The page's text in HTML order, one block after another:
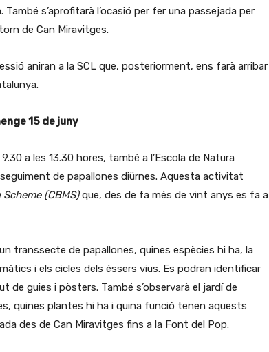
s’aprofitarà l’ocasió per fer una passejada per
de Can Miravitges.
aniran a la SCL que, posteriorment, ens farà arribar
15 de juny
a les 13.30 hores, també a l’Escola de Natura
de papallones diürnes. Aquesta activitat
(CBMS)que, des de fa més de vint anys es fa a
transsecte de papallones, quines espècies hi ha, la
i els cicles dels éssers vius. Es podran identificar
de guies i pòsters. També s’observarà el jardí de
quines plantes hi ha i quina funció tenen aquests
des de Can Miravitges fins a la Font del Pop.